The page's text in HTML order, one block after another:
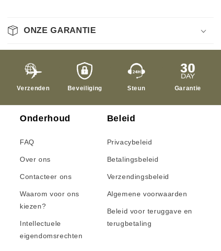
ONZE GARANTIE
Verzenden Beveiliging Steun Garantie
Onderhoud
FAQ
Over ons
Contacteer ons
Waarom voor ons
kiezen?
Intellectuele
eigendomsrechten
Beleid
Privacybeleid
Betalingsbeleid
Verzendingsbeleid
Algemene voorwaarden
Beleid voor teruggave en
terugbetaling